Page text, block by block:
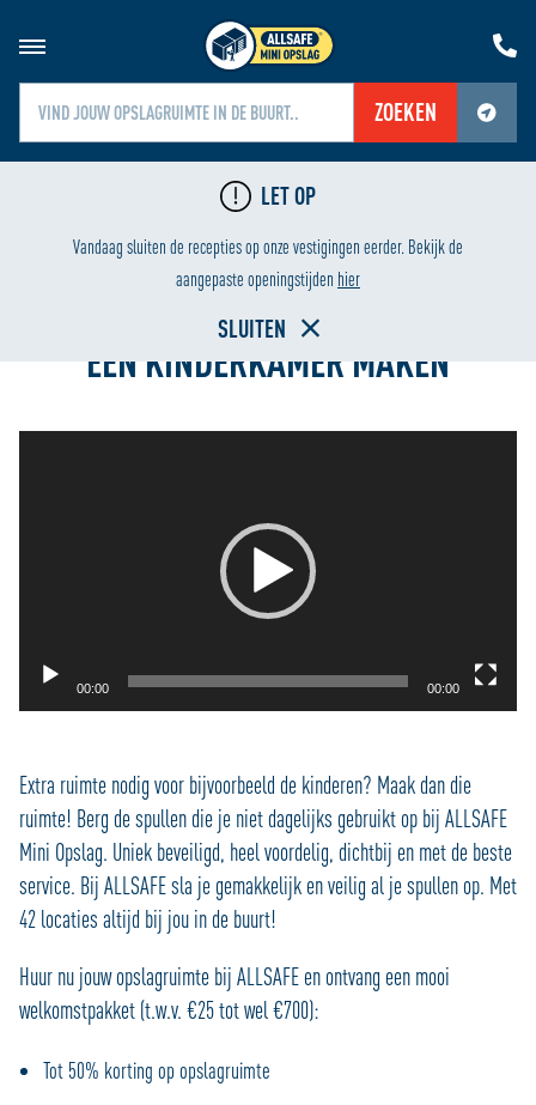
ZOEKEN
Jouw locatiediensten zijn uitgeschakeld.
Schakel jouw locatiediensten in om deze functie te gebruiken.
LET OP
Vandaag sluiten de recepties op onze vestigingen eerder. Bekijk de
aangepaste openingstijden hier
SLUITEN
LAAGSTE PRIJS
Home
EEN KINDERKAMER MAKEN
00:00 00:00
Extra ruimte nodig voor bijvoorbeeld de kinderen? Maak dan die
ruimte! Berg de spullen die je niet dagelijks gebruikt op bij ALLSAFE
Mini Opslag. Uniek beveiligd, heel voordelig, dichtbij en met de beste
service. Bij ALLSAFE sla je gemakkelijk en veilig al je spullen op. Met
42 locaties altijd bij jou in de buurt!
Huur nu jouw opslagruimte bij ALLSAFE en ontvang een mooi
welkomstpakket (t.w.v. €25 tot wel €700):
Tot 50% korting op opslagruimte